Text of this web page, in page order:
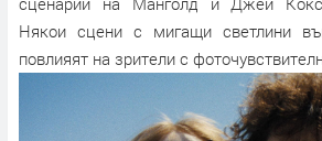
Някои сцени с мигащи светлини
повлияят на зрители с